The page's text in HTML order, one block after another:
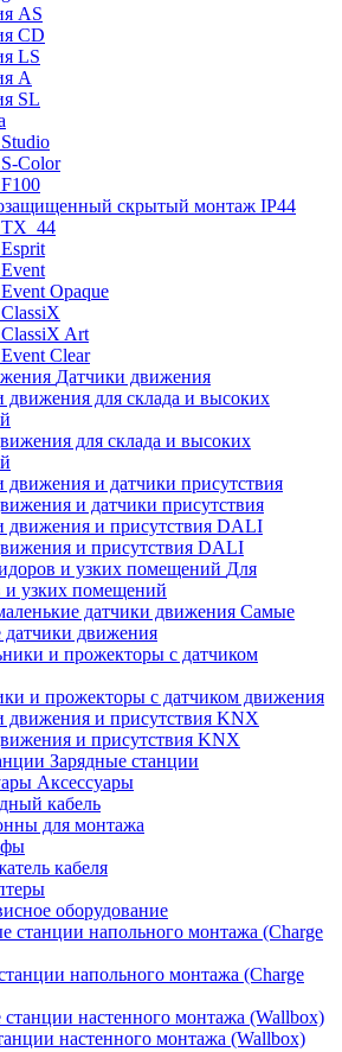
AS
CD
LS
A
SL
Color
скрытый монтаж IP44
Opaque
Art
Clear
Датчики движения
для склада и высоких
и датчики присутствия
и присутствия DALI
Для
и узких помещений
Самые
датчики движения
и прожекторы с датчиком движения
и присутствия KNX
Зарядные станции
Аксессуары
кабель
для монтажа
кабеля
оборудование
напольного монтажа (Charge
настенного монтажа (Wallbox)